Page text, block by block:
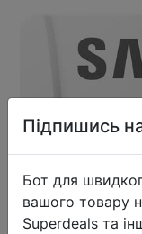
Підпишись
Бот для
вашого товару
Superdeals та